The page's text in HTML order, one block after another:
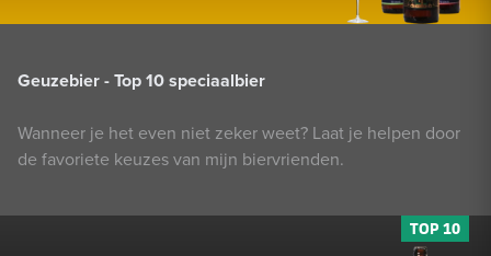
Geuzebier - Top 10 speciaalbier
Wanneer je het even niet zeker weet? Laat je helpen door
de favoriete keuzes van mijn biervrienden.